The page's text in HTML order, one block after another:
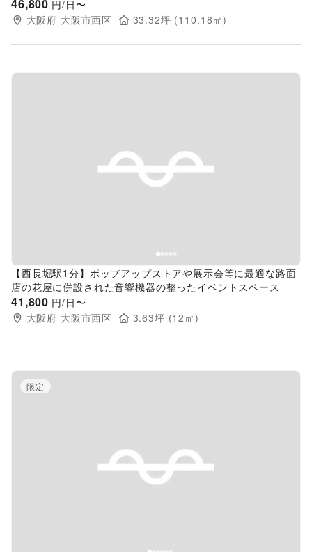
46,800 円/日〜
大阪府 大阪市西区 33.32坪 (110.18㎡)
Previous slide
【西長堀駅1分】ポップアップストアや展示会等に最適な路面
店の花屋に併設された音響機器の整ったイベントスペース
41,800 円/日〜
大阪府 大阪市西区 3.63坪 (12 ㎡)
Previous slide
限定